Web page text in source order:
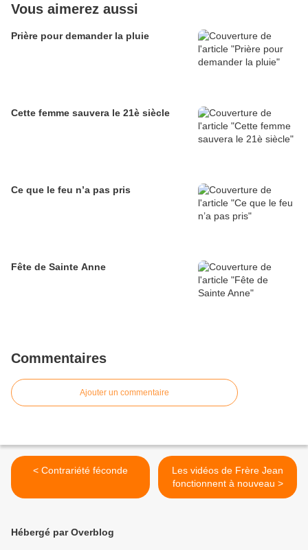
Vous aimerez aussi
Prière pour demander la pluie
Cette femme sauvera le 21è siècle
Ce que le feu n’a pas pris
Fête de Sainte Anne
Commentaires
Ajouter un commentaire
< Contrariété féconde
Les vidéos de Frère Jean
fonctionnent à nouveau >
Hébergé par Overblog